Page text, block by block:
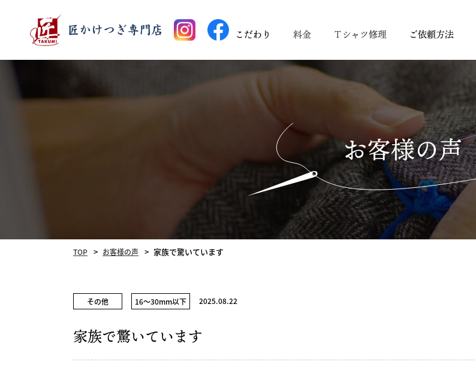
こだわり 料金 Ｔシャツ修理 ご依頼方法
お客様の声
TOP お客様の声 家族で驚いています
その他 16～30mm以下 2025.08.22
家族で驚いています